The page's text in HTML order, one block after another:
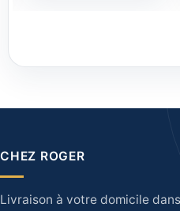
CHEZ ROGER
Livraison à votre domicile